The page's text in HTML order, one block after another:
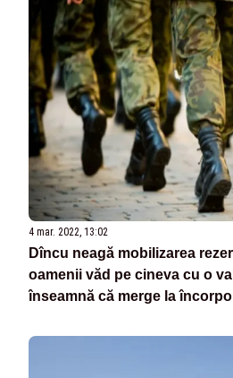
4 mar. 2022, 13:02
Dîncu neagă mobilizarea
oamenii văd pe cineva cu o
înseamnă că merge la